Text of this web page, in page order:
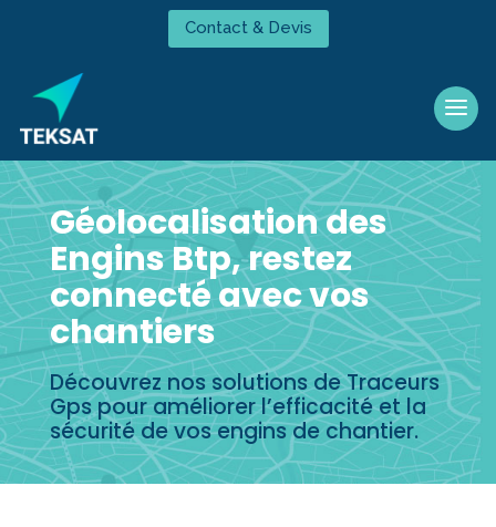
Contact & Devis
Géolocalisation des
Engins Btp, restez
connecté avec vos
chantiers
Découvrez nos solutions de Traceurs
Gps pour améliorer l’efficacité et la
sécurité de vos engins de chantier.